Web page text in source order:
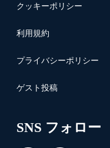
クッキーポリシー
利用規約
プライバシーポリシー
ゲスト投稿
SNS フォロー